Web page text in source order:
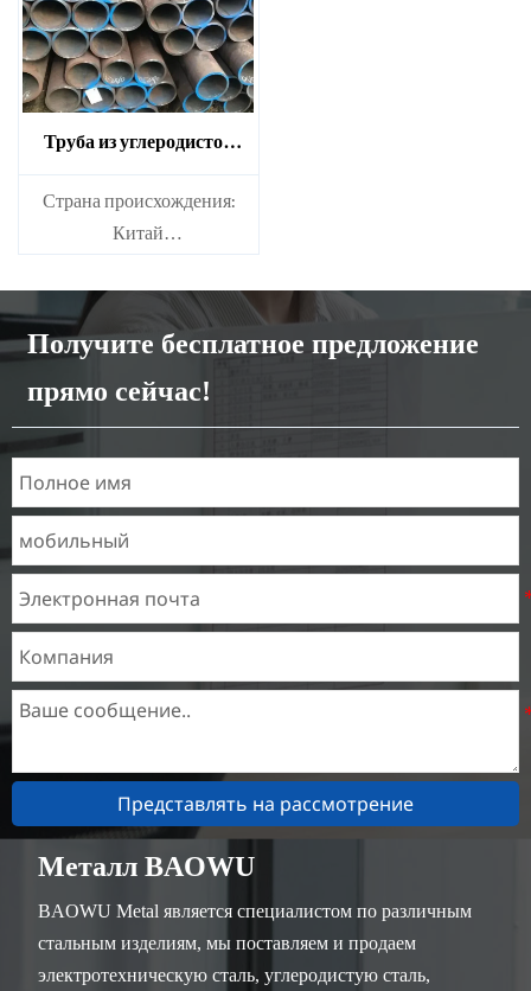
Труба из углеродистой
стали ST35
Страна происхождения:
Китай
несмазанные: Несмазанные
Сплав или нет: Несплав
Получите бесплатное предложение
прямо сейчас!
Представлять на рассмотрение
Металл BAOWU
BAOWU Metal является специалистом по различным
стальным изделиям, мы поставляем и продаем
электротехническую сталь, углеродистую сталь,